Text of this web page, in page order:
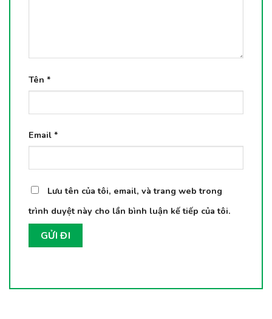
Tên *
Email *
Lưu tên của tôi, email, và trang web trong
trình duyệt này cho lần bình luận kế tiếp của tôi.